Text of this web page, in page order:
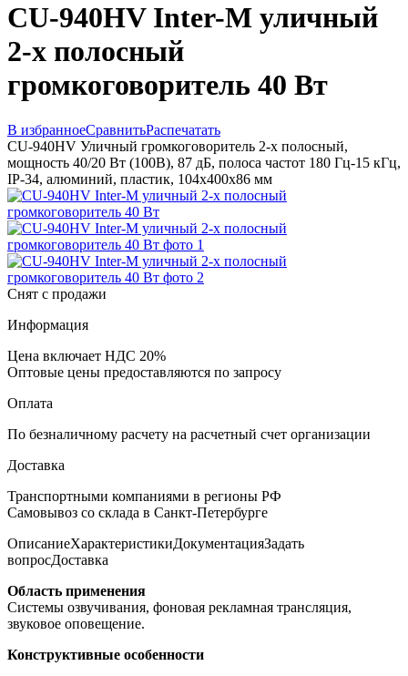
CU-940HV Inter-M уличный
2-х полосный
громкоговоритель 40 Вт
В избранноеСравнитьРаспечатать
CU-940HV Уличный громкоговоритель 2-х полосный,
мощность 40/20 Вт (100В), 87 дБ, полоса частот 180 Гц-15 кГц,
IP-34, алюминий, пластик, 104х400х86 мм
Снят с продажи
Информация
Цена включает НДС 20%
Оптовые цены предоставляются по запросу
Оплата
По безналичному расчету на расчетный счет организации
Доставка
Транспортными компаниями в регионы РФ
Самовывоз со склада в Санкт-Петербурге
ОписаниеХарактеристикиДокументацияЗадать
вопросДоставка
Область применения
Системы озвучивания, фоновая рекламная трансляция,
звуковое оповещение.
Конструктивные особенности